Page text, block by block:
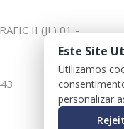
II (JL) 01 -
Este Site
Utilizamos
personalizar